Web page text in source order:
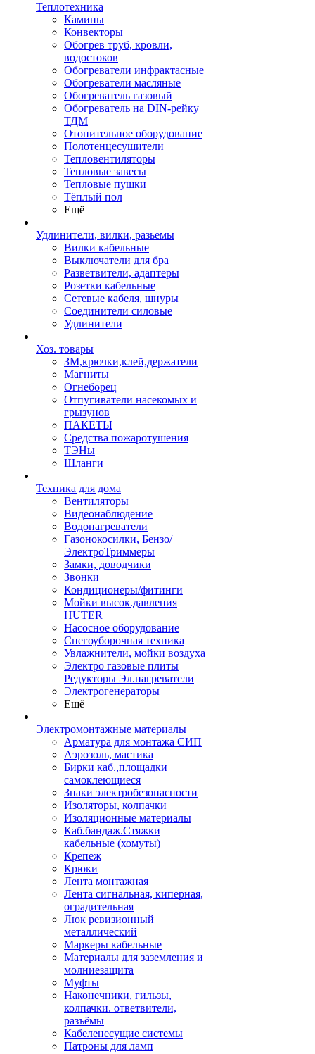
Теплотехника
Камины
Конвекторы
Обогрев труб, кровли,
водостоков
Обогреватели инфрактасные
Обогреватели масляные
Обогреватель газовый
Обогреватель на DIN-рейку
ТДМ
Отопительное оборудование
Полотенцесушители
Тепловентиляторы
Тепловые завесы
Тепловые пушки
Тёплый пол
Ещё
Удлинители, вилки, разьемы
Вилки кабельные
Выключатели для бра
Разветвители, адаптеры
Розетки кабельные
Сетевые кабеля, шнуры
Соединители силовые
Удлинители
Хоз. товары
ЗМ,крючки,клей,держатели
Магниты
Огнеборец
Отпугиватели насекомых и
грызунов
ПАКЕТЫ
Средства пожаротушения
ТЭНы
Шланги
Техника для дома
Вентиляторы
Видеонаблюдение
Водонагреватели
Газонокосилки, Бензо/
ЭлектроТриммеры
Замки, доводчики
Звонки
Кондиционеры/фитинги
Мойки высок.давления
HUTER
Насосное оборудование
Снегоуборочная техника
Увлажнители, мойки воздуха
Электро газовые плиты
Редукторы Эл.нагреватели
Электрогенераторы
Ещё
Электромонтажные материалы
Арматура для монтажа СИП
Аэрозоль, мастика
Бирки каб.,площадки
самоклеющиеся
Знаки электробезопасности
Изоляторы, колпачки
Изоляционные материалы
Каб.бандаж.Стяжки
кабельные (хомуты)
Крепеж
Крюки
Лента монтажная
Лента сигнальная, киперная,
оградительная
Люк ревизионный
металлический
Маркеры кабельные
Материалы для заземления и
молниезащита
Муфты
Наконечники, гильзы,
колпачки. ответвители,
разъёмы
Кабеленесущие системы
Патроны для ламп